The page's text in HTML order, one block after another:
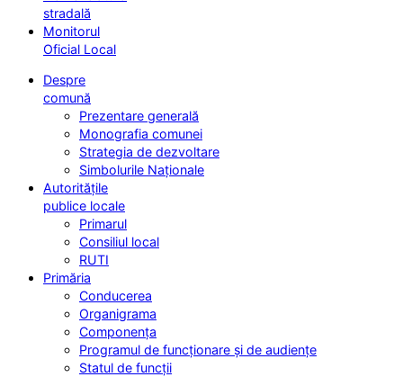
stradală
Monitorul
Oficial Local
Despre
comună
Prezentare generală
Monografia comunei
Strategia de dezvoltare
Simbolurile Naționale
Autoritățile
publice locale
Primarul
Consiliul local
RUTI
Primăria
Conducerea
Organigrama
Componența
Programul de funcționare și de audiențe
Statul de funcții